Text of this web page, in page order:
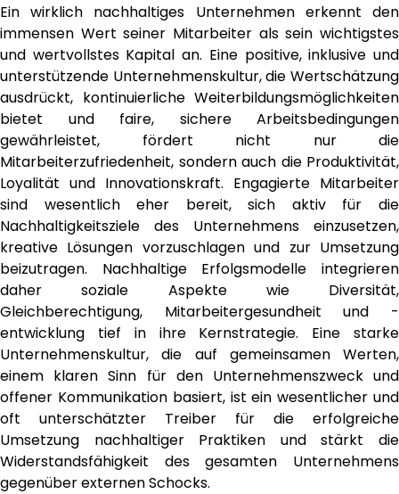
Ein wirklich nachhaltiges Unternehmen erkennt den
immensen Wert seiner Mitarbeiter als sein wichtigstes
und wertvollstes Kapital an. Eine positive, inklusive und
unterstützende Unternehmenskultur, die Wertschätzung
ausdrückt, kontinuierliche Weiterbildungsmöglichkeiten
bietet und faire, sichere Arbeitsbedingungen
gewährleistet, fördert nicht nur die
Mitarbeiterzufriedenheit, sondern auch die Produktivität,
Loyalität und Innovationskraft. Engagierte Mitarbeiter
sind wesentlich eher bereit, sich aktiv für die
Nachhaltigkeitsziele des Unternehmens einzusetzen,
kreative Lösungen vorzuschlagen und zur Umsetzung
beizutragen. Nachhaltige Erfolgsmodelle integrieren
daher soziale Aspekte wie Diversität,
Gleichberechtigung, Mitarbeitergesundheit und -
entwicklung tief in ihre Kernstrategie. Eine starke
Unternehmenskultur, die auf gemeinsamen Werten,
einem klaren Sinn für den Unternehmenszweck und
offener Kommunikation basiert, ist ein wesentlicher und
oft unterschätzter Treiber für die erfolgreiche
Umsetzung nachhaltiger Praktiken und stärkt die
Widerstandsfähigkeit des gesamten Unternehmens
gegenüber externen Schocks.